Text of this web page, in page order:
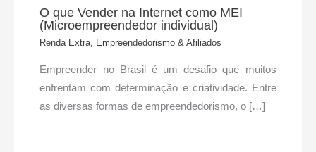
O que Vender na Internet como MEI
(Microempreendedor individual)
Renda Extra, Empreendedorismo & Afiliados
Empreender no Brasil é um desafio que muitos
enfrentam com determinação e criatividade. Entre
as diversas formas de empreendedorismo, o […]